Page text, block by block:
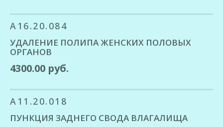
A16.20.084
УДАЛЕНИЕ ПОЛИПА ЖЕНСКИХ ПОЛОВЫХ
ОРГАНОВ
4300.00 руб.
A11.20.018
ПУНКЦИЯ ЗАДНЕГО СВОДА ВЛАГАЛИЩА